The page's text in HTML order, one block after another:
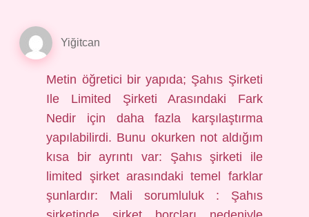
Yiğitcan
Metin öğretici bir yapıda; Şahıs Şirketi
Ile Limited Şirketi Arasındaki Fark
Nedir için daha fazla karşılaştırma
yapılabilirdi. Bunu okurken not aldığım
kısa bir ayrıntı var: Şahıs şirketi ile
limited şirket arasındaki temel farklar
şunlardır: Mali sorumluluk : Şahıs